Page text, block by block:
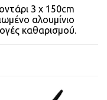
3 x 150cm
αλουμίνιο
καθαρισμού.